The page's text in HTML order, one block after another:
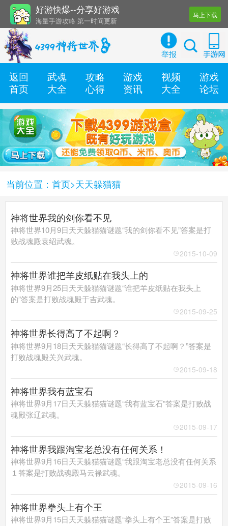
好游快爆--分享好游戏
海量手游攻略 第一时间更新
还有几十款实用辅助工具
马上下载
举报
返回
首页
武魂
大全
攻略
心得
游戏
资讯
视频
大全
游戏
论坛
当前位置：首页>天天躲猫猫
神将世界我的剑你看不见
神将世界10月9日天天躲猫猫谜题“我的剑你看不见”答案是打
败战魂殿袁绍武魂。
2015-10-09
神将世界谁把羊皮纸贴在我头上的
神将世界9月25日天天躲猫猫谜题“谁把羊皮纸贴在我头上
的”答案是打败战魂殿于吉武魂。
2015-09-25
神将世界长得高了不起啊？
神将世界9月18日天天躲猫猫谜题“长得高了不起啊？”答案是
打败战魂殿关兴武魂。
2015-09-18
神将世界我有蓝宝石
神将世界9月17日天天躲猫猫谜题“我有蓝宝石”答案是打败战
魂殿张辽武魂。
2015-09-17
神将世界我跟淘宝老总没有任何关系！
神将世界9月16日天天躲猫猫谜题“我跟淘宝老总没有任何关系
１答案是打败战魂殿马云禄武魂。
2015-09-16
神将世界拳头上有个王
神将世界9月15日天天躲猫猫谜题“拳头上有个王”答案是打败